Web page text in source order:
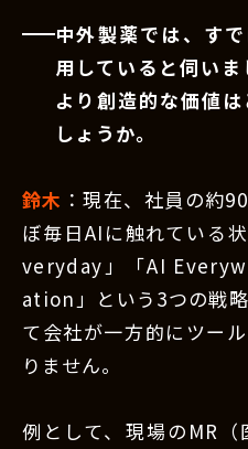
中外製薬では、す
用していると伺いま
より創造的な価値
しょうか。
鈴木 ：現在、社員の約
ぼ毎日AIに触れている
veryday」「AI
ation」という3つの戦
て会社が一方的にツー
りません。
例として、現場のMR